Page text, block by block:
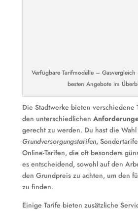
Verfügbare Tarifmodelle –
besten Angebote im
Die Stadtwerke bieten verschiedene
den unterschiedlichen
gerecht zu werden. Du hast die
Grundversorgungstarifen,
Online-Tarifen, die oft besonders
es entscheidend, sowohl auf den
den Grundpreis zu achten, um den
zu finden.
Einige Tarife bieten zusätzliche